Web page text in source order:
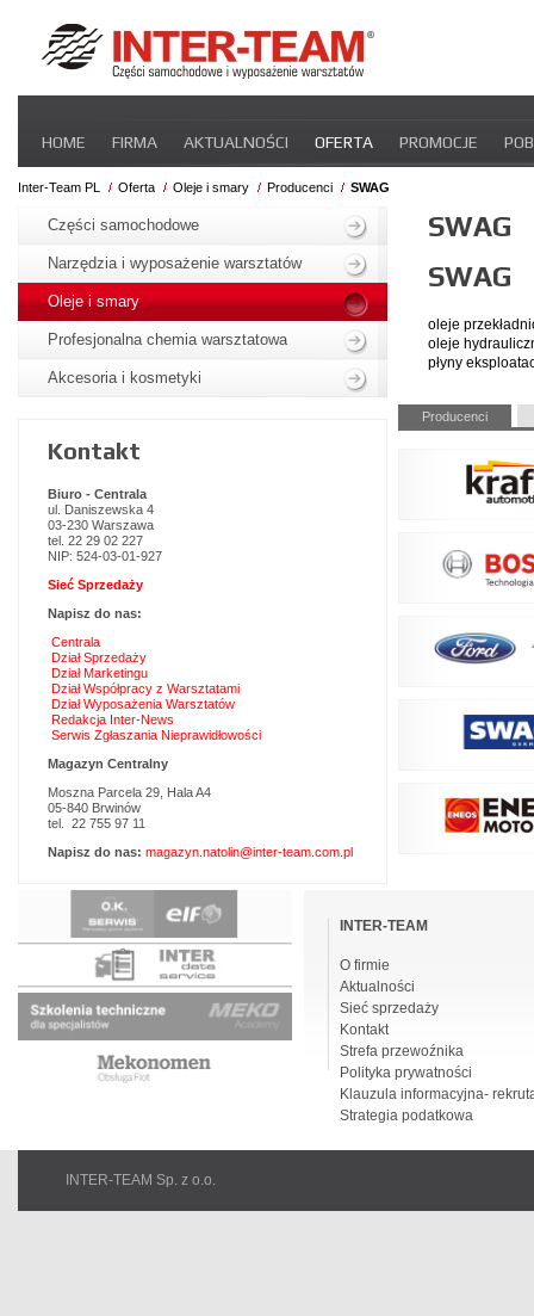
nawigacje
HOME FIRMA AKTUALNOŚCI OFERTA PROMOCJE
STREFA DLA PRZEWOŹNIKA CERTYFIKATY
Inter-Team PL Oferta Oleje i smary Producenci SWAG
SWAG
SWAG
oleje
oleje
płyny
Pomiń
nawigacje
Producenci
nawigacje
Części samochodowe
Narzędzia i wyposażenie warsztatów
Oleje i smary
Profesjonalna chemia warsztatowa
Akcesoria i kosmetyki
Kontakt
Biuro - Centrala
ul. Daniszewska 4
03-230 Warszawa
tel. 22 29 02 227
NIP: 524-03-01-927
Sieć Sprzedaży
Napisz do nas:
Centrala
Dział Sprzedaży
Dział Marketingu
Dział Współpracy z Warsztatami
Dział Wyposażenia Warsztatów
Redakcja Inter-News
Serwis Zgłaszania Nieprawidłowości
Magazyn Centralny
Moszna Parcela 29, Hala A4
05-840 Brwinów
tel. 22 755 97 11
Napisz do nas: magazyn.natolin@inter-team.com.pl
nawigacjeINTER-TEAM
O firmie
Aktualności
Sieć sprzedaży
Kontakt
Strefa przewoźnika
Polityka prywatności
Klauzula informacyjna-
Strategia podatkowa
INTER-TEAM Sp. z o.o.